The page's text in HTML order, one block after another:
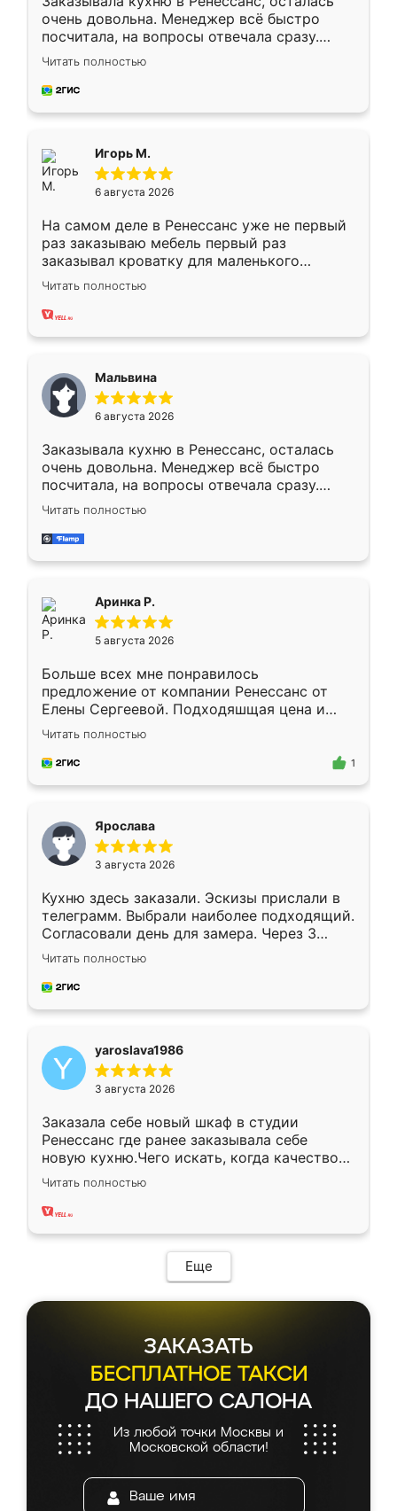
очень довольна. Менеджер всё быстро
посчитала, на вопросы отвечала сразу.
Замерщик приехал в субботу, подошёл к
делу со всей ответственностью. Собрали
за день, ребята работали аккуратно, даже
Читать полностью
Игорь М.
6 августа 2026
На самом деле в Ренессанс уже не первый
раз заказываю мебель первый раз
заказывал кроватку для маленького
ребёнка при его рождении ,во второй раз
заказал шкаф-купе. По качеству очень
хорошее сборка достаточно быстрая,
меньше, здесь же он более разнообразный.
Мне нравится ,если что-то потребуется из
мебели буду заказывать только здесь.
Читать полностью
Мальвина
6 августа 2026
Заказывала кухню в Ренессанс, осталась
очень довольна. Менеджер всё быстро
посчитала, на вопросы отвечала сразу.
Замерщик приехал в субботу, подошёл к
делу со всей ответственностью. Собрали
за день, ребята работали аккуратно, даже
Читать полностью
Аринка Р.
5 августа 2026
Больше всех мне понравилось
предложение от компании Ренессанс от
Елены Сергеевой. Подходяшщая цена и
короткие сроки изготовления. Приехавший
для замера сотрудник Владислав
предложил по моему эскизу самый
Читать полностью
1
Ярослава
3 августа 2026
Кухню здесь заказали. Эскизы прислали в
телеграмм. Выбрали наиболее подходящий.
Согласовали день для замера. Через 3
недели кухня была уже готова. Остались
довольны работой. Спасибо Ренессанс
мебель за качественную работу!
Читать полностью
yaroslava1986
3 августа 2026
Заказала себе новый шкаф в студии
Ренессанс где ранее заказывала себе
новую кухню.Чего искать, когда качеством
вполне довольна. Служит кухня уже почти
два года, нареканий нет.
Читать полностью
Еще
ЗАКАЗАТЬ
БЕСПЛАТНОЕ ТАКСИ
ДО НАШЕГО САЛОНА
Из любой точки Москвы и
Московской области!